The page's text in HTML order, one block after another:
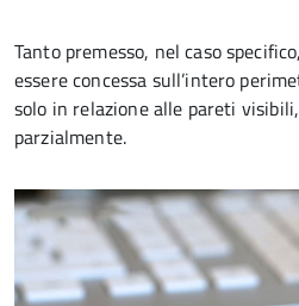
Tanto premesso, nel caso
essere concessa sull’intero
solo in relazione alle pareti
parzialmente.